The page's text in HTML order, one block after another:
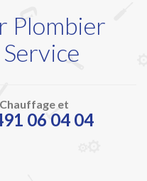
Plombier
et
06 04 04